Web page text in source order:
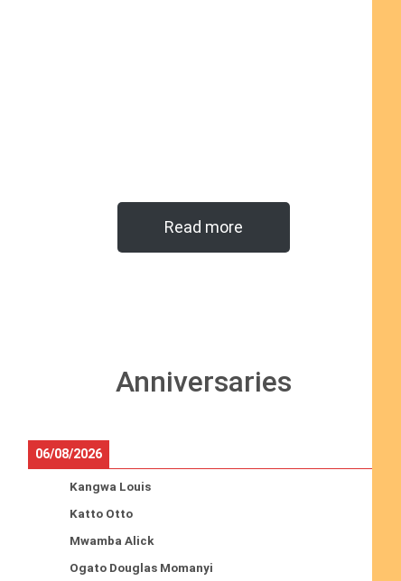
Read more
Anniversaries
06/08/2026
Kangwa Louis
Katto Otto
Mwamba Alick
Ogato Douglas Momanyi